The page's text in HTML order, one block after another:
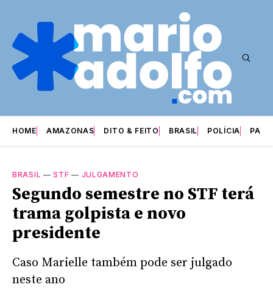
HOME AMAZONAS DITO & FEITO BRASIL POLÍCIA
BRASIL —STF — JULGAMENTO
Segundo semestre no STF terá
trama golpista e novo
presidente
Caso Marielle também pode ser julgado
neste ano